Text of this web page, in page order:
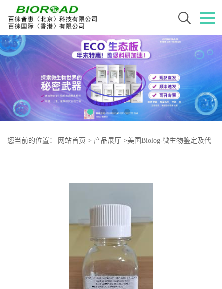
您当前的位置： 网站首页 > 产品展厅 >美国Biolog-微生物鉴定及代